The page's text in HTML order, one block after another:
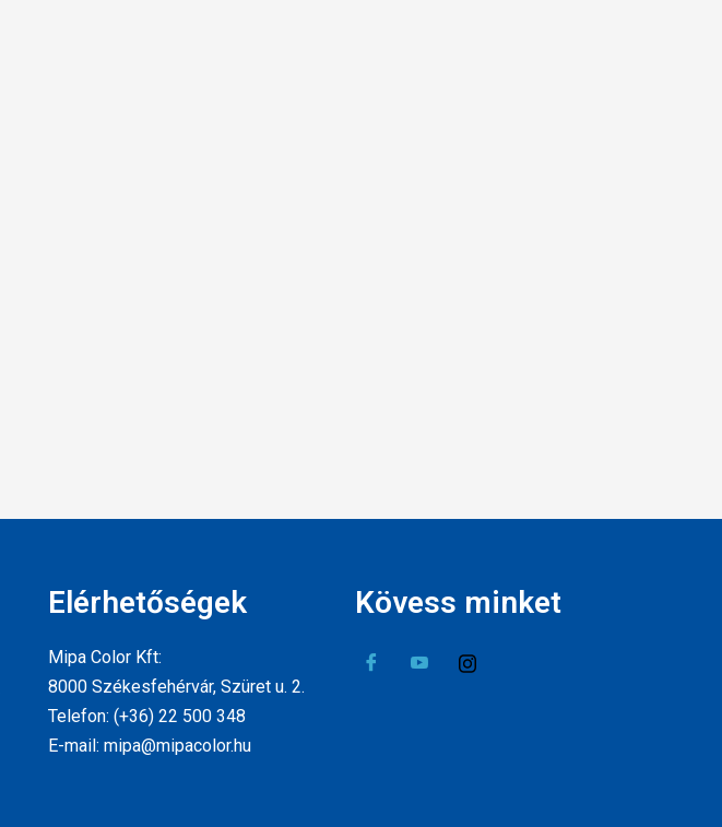
Elérhetőségek
Mipa Color Kft:
8000 Székesfehérvár, Szüret u. 2.
Telefon: (+36) 22 500 348
E-mail: mipa@mipacolor.hu
Kövess minket